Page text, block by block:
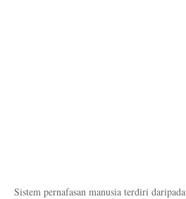
Sistem pernafasan manusia terdiri